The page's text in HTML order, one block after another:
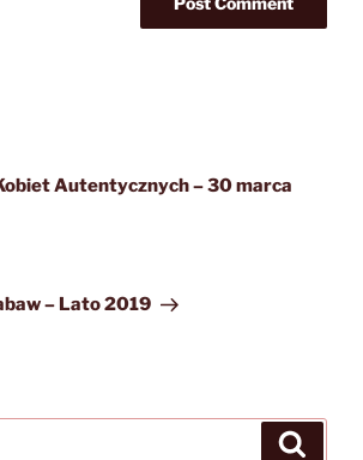
Autentycznych – 30 marca
– Lato 2019